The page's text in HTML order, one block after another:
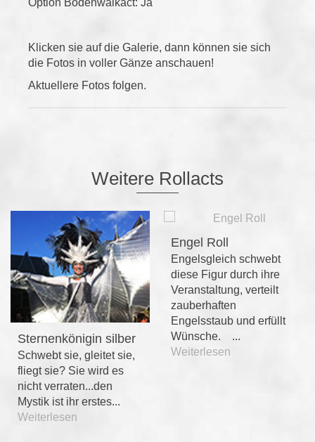
Option Bodenwalkact: Ja
Klicken sie auf die Galerie, dann können sie sich
die Fotos in voller Gänze anschauen!
Aktuellere Fotos folgen.
Weitere Rollacts
Sternenkönigin silber
Schwebt sie, gleitet sie,
fliegt sie? Sie wird es
nicht verraten...den
Mystik ist ihr erstes...
Weiterlesen
Engel Roll
Engelsgleich schwebt
diese Figur durch ihre
Veranstaltung, verteilt
zauberhaften
Engelsstaub und erfüllt
Wünsche. ...
Weiterlesen